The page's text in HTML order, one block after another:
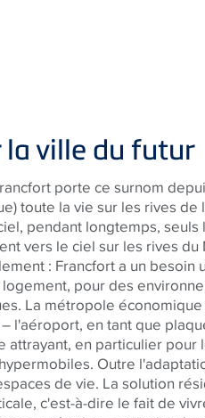
ville du futur
porte ce surnom
toute la vie sur les rives
pendant longtemps, seuls
vers le ciel sur les rives du
: Francfort a un besoin
pour des
La métropole
l'aéroport, en tant que
attrayant, en particulier pour
Outre
de vie. La solution
c'est-à-dire le fait de